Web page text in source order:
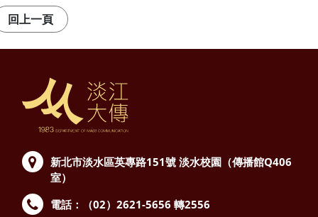
新北市淡水區英專路151號 淡水校園（傳播館Q406
室）
電話：（02）2621-5656 轉2556